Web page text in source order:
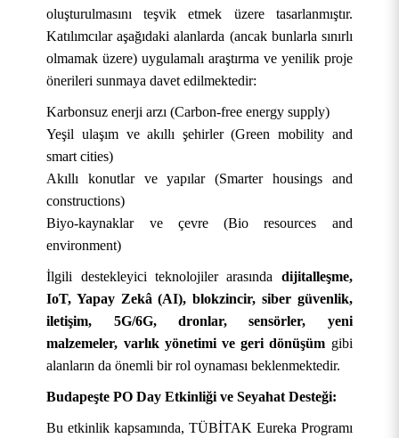
KURUMSAL
Hakkımızda
Tarihçe
Üniversite Yönetimi
AKADEMİK
Lisansüstü Eğitim Enstitüsü
ÖĞRENCİ
oluşturulmasını teşvik etmek üzere tasarlanmıştır.
Katılımcılar aşağıdaki alanlarda (ancak bunlarla sınırlı
olmamak üzere) uygulamalı araştırma ve yenilik proje
önerileri sunmaya davet edilmektedir:
Karbonsuz enerji arzı (Carbon-free energy supply)
Yeşil ulaşım ve akıllı şehirler (Green mobility and
smart cities)
Akıllı konutlar ve yapılar (Smarter housings and
constructions)
Biyo-kaynaklar ve çevre (Bio resources and
environment)
İlgili destekleyici teknolojiler arasında dijitalleşme,
IoT, Yapay Zekâ (AI), blokzincir, siber güvenlik,
iletişim, 5G/6G, dronlar, sensörler, yeni
malzemeler, varlık yönetimi ve geri dönüşüm gibi
alanların da önemli bir rol oynaması beklenmektedir.
Budapeşte PO Day Etkinliği ve Seyahat Desteği:
Bu etkinlik kapsamında, TÜBİTAK Eureka Programı